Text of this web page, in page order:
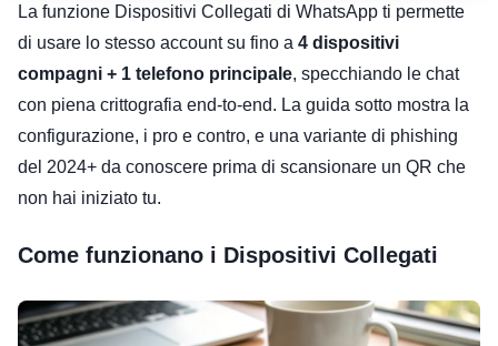
La funzione Dispositivi Collegati di WhatsApp ti permette
di usare lo stesso account su fino a 4 dispositivi
compagni + 1 telefono principale, specchiando le chat
con piena crittografia end-to-end. La guida sotto mostra la
configurazione, i pro e contro, e una variante di phishing
del 2024+ da conoscere prima di scansionare un QR che
non hai iniziato tu.
Come funzionano i Dispositivi Collegati